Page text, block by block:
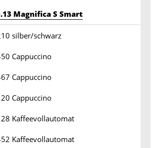
Magnifica S Smart
silber/schwarz
Cappuccino
Cappuccino
Cappuccino
Kaffeevollautomat
Kaffeevollautomat